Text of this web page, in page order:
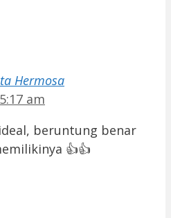
Hermosa
am
beruntung benar
👍👍